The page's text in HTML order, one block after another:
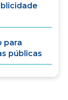
para
públicas